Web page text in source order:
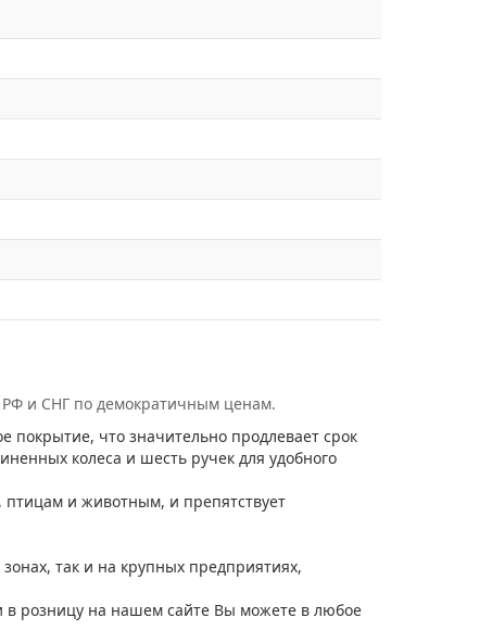
РФ и СНГ по демократичным ценам.
что значительно продлевает срок
колеса и шесть ручек для удобного
птицам и животным, и препятствует
так и на крупных предприятиях,
в розницу на нашем сайте Вы можете в любое